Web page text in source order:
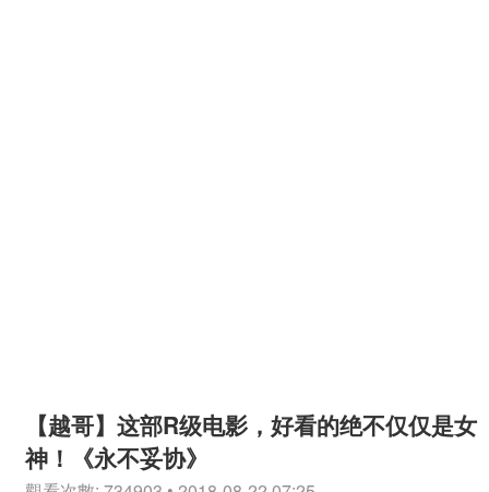
【越哥】这部R级电影，好看的绝不仅仅是女
神！《永不妥协》